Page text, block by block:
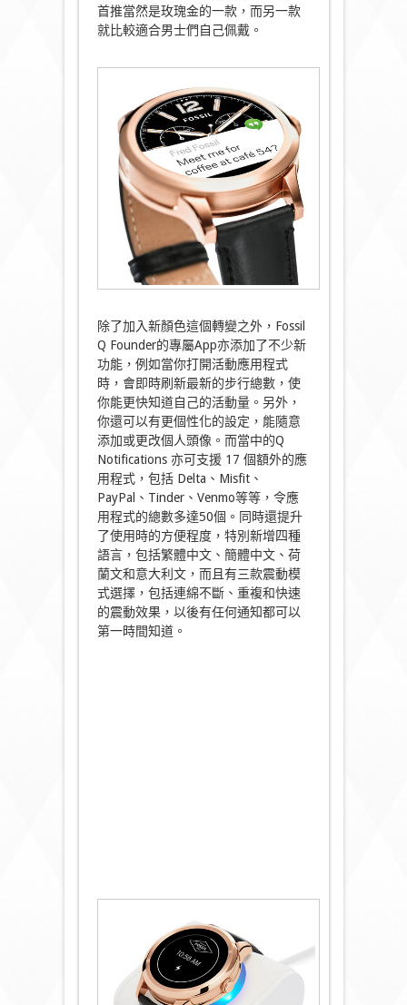
首推當然是玫瑰金的一款，而另一款
就比較適合男士們自己佩戴。
除了加入新顏色這個轉變之外，Fossil
Q Founder的專屬App亦添加了不少新
功能，例如當你打開活動應用程式
時，會即時刷新最新的步行總數，使
你能更快知道自己的活動量。另外，
你還可以有更個性化的設定，能隨意
添加或更改個人頭像。而當中的Q
Notifications 亦可支援 17 個額外的應
用程式，包括 Delta、Misfit、
PayPal、Tinder、Venmo等等，令應
用程式的總數多達50個。同時還提升
了使用時的方便程度，特別新增四種
語言，包括繁體中文、簡體中文、荷
蘭文和意大利文，而且有三款震動模
式選擇，包括連綿不斷、重複和快速
的震動效果，以後有任何通知都可以
第一時間知道。